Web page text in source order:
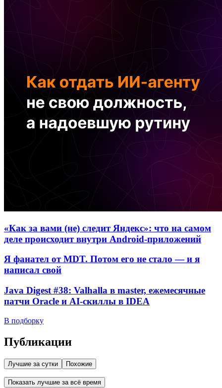
«Как за вами (не) следит Яндекс»: что на самом
деле происходит внутри Android-приложений
Я фанател от MDT. Потом его не стало — и я
написал свой
Java Digest #38: Valhalla в master, ежемесячные
патчи Oracle и AI-скиллы в IDEA
В подборку
Публикации
Лучшие за сутки Похожие
Показать лучшие за всё время